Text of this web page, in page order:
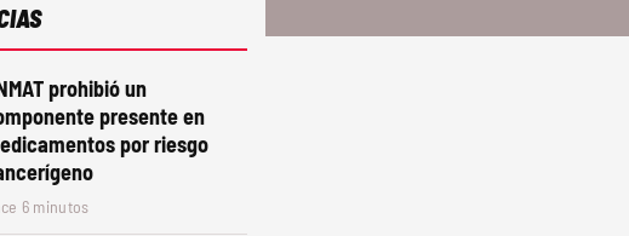
prohibió un
presente en
por riesgo
6 minutos